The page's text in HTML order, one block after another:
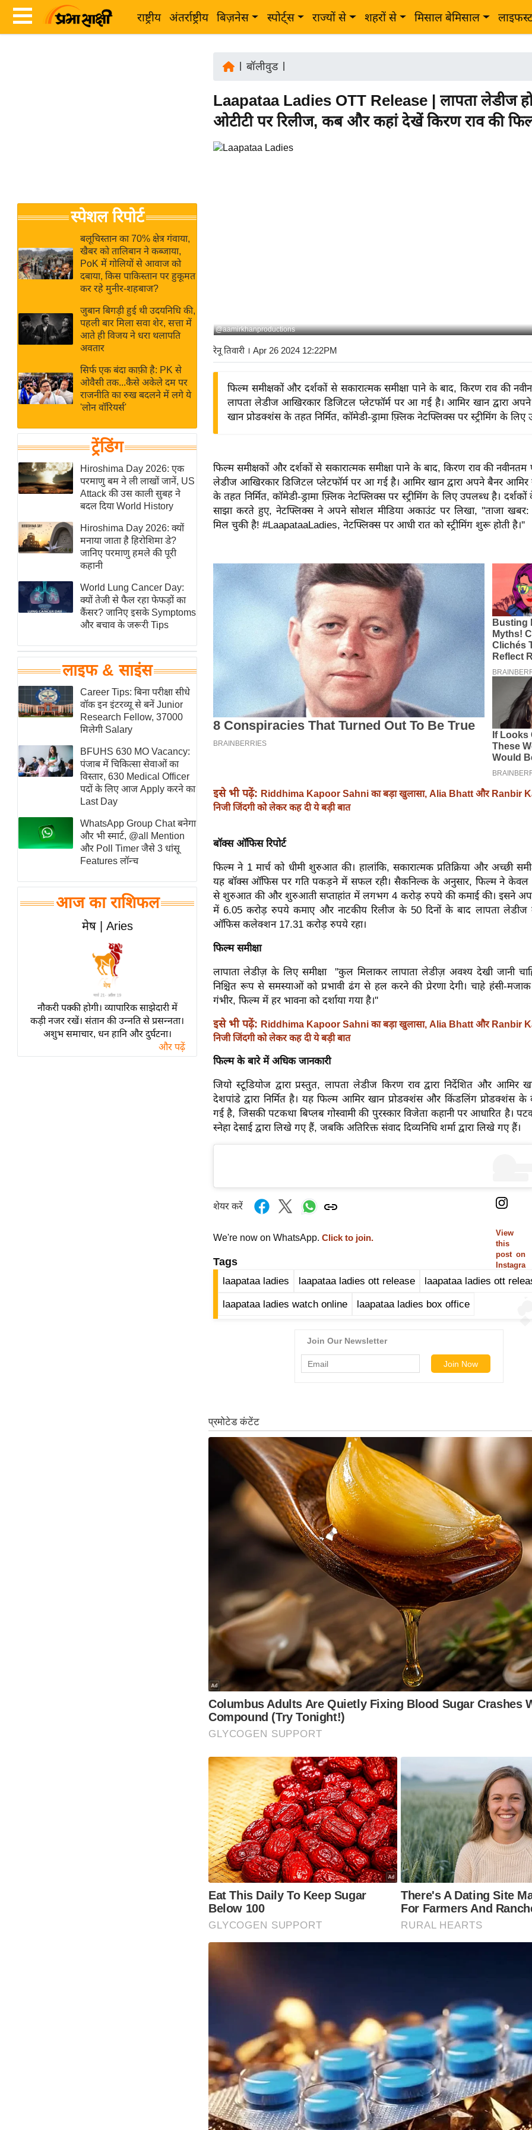
राष्ट्रीय अंतर्राष्ट्रीय बिज़नेस स्पोर्ट्स राज्यों से शहरों से मिसाल बेमिसाल
Breaking
News in
Hindi
Hindi
Videos
जगत
राय
बजट
IPL
2026
ई-पेपर
मिसाल बेमिसाल
शख्सियत
यंग इंडिया
साहित्य जगत
ऑटो वर्ल्ड
न्यूज ब्रीफ
मनोरंजन जगत
बॉलीवुड
हॉलीवुड
फिल्म समीक्षा
News
लाइफस्टाइल
टेक्नॉलॉजी
ब्यूटी/फैशन
घरेलू नुस्खे
पर्यटन स्थल
फिटनेस मंत्रा
रिलेशनशिप
विश्लेषण
समसामयिक
मातृभूमि
स्तंभ
एम.
आर.
चाय पर
समीक्षा
व्रत
त्योहार
राशिफल
विशेष
स्पेशल रिपोर्ट
बलूचिस्तान का 70% क्षेत्र गंवाया,
खैबर को तालिबान ने कब्जाया,
PoK में गोलियों से आवाज को
दबाया, किस पाकिस्तान पर हुकूमत
कर रहे मुनीर-शहबाज?
जुबान बिगड़ी हुई थी उदयनिधि की,
पहली बार मिला सवा शेर, सत्ता में
आते ही विजय ने धरा थलापति
अवतार
सिर्फ एक बंदा काफ़ी है: PK से
ओवैसी तक...कैसे अकेले दम पर
राजनीति का रुख बदलने में लगे ये
'लोन वॉरियर्स'
ट्रेंडिंग
Hiroshima Day 2026: एक
परमाणु बम ने ली लाखों जानें, US
Attack की उस काली सुबह ने
बदल दिया World History
Hiroshima Day 2026: क्यों
मनाया जाता है हिरोशिमा डे?
जानिए परमाणु हमले की पूरी
कहानी
World Lung Cancer Day:
क्यों तेजी से फैल रहा फेफड़ों का
कैंसर? जानिए इसके Symptoms
और बचाव के जरूरी Tips
लाइफ & साइंस
Career Tips: बिना परीक्षा सीधे
वॉक इन इंटरव्यू से बनें Junior
Research Fellow, 37000
मिलेगी Salary
BFUHS 630 MO Vacancy:
पंजाब में चिकित्सा सेवाओं का
विस्तार, 630 Medical Officer
पदों के लिए आज Apply करने का
Last Day
WhatsApp Group Chat बनेगा
और भी स्मार्ट, @all Mention
और Poll Timer जैसे 3 धांसू
Features लॉन्च
आज का राशिफल
मेष | Aries
नौकरी पक्की होगी। व्यापारिक साझेदारी में
कड़ी नजर रखें। संतान की उन्नति से प्रसन्नता।
अशुभ समाचार, धन हानि और दुर्घटना।
और पढ़ें
बॉलीवुड|
Laapataa Ladies OTT Release | लापता लेडीज हो
ओटीटी पर रिलीज, कब और कहां देखें किरण राव की
@aamirkhanproductions
रेनू तिवारी । Apr 26 2024 12:22PM
फिल्म समीक्षकों और दर्शकों से सकारात्मक समीक्षा पाने के बाद, किरण राव की
लापता लेडीज आखिरकार डिजिटल प्लेटफॉर्म पर आ गई है। आमिर खान द्वारा
खान प्रोडक्शंस के तहत निर्मित, कॉमेडी-ड्रामा फ़्लिक नेटफ्लिक्स पर स्ट्रीमिंग के लिए
फिल्म समीक्षकों और दर्शकों से सकारात्मक समीक्षा पाने के बाद, किरण राव की
लेडीज आखिरकार डिजिटल प्लेटफॉर्म पर आ गई है। आमिर खान द्वारा अपने बैनर आमिर
के तहत निर्मित, कॉमेडी-ड्रामा फ़्लिक नेटफ्लिक्स पर स्ट्रीमिंग के लिए उपलब्ध है।
साझा करते हुए, नेटफ्लिक्स ने अपने सोशल मीडिया अकाउंट पर लिखा, ''ताजा खबर:
मिल चुकी है! #LaapataaLadies, नेटफ्लिक्स पर आधी रात को स्ट्रीमिंग शुरू होती है।''
इसे भी पढ़ें: Riddhima Kapoor Sahni का बड़ा खुलासा, Alia Bhatt और Ranbir
निजी जिंदगी को लेकर कह दी ये बड़ी बात
बॉक्स ऑफिस रिपोर्ट
फिल्म ने 1 मार्च को धीमी शुरुआत की। हालांकि, सकारात्मक प्रतिक्रिया और अच्छी
यह बॉक्स ऑफिस पर गति पकड़ने में सफल रही। सैकनिल्क के अनुसार, फिल्म ने
से शुरुआत की और शुरुआती सप्ताहांत में लगभग 4 करोड़ रुपये की कमाई की। इसने
में 6.05 करोड़ रुपये कमाए और नाटकीय रिलीज के 50 दिनों के बाद लापता
ऑफिस कलेक्शन 17.31 करोड़ रुपये रहा।
फिल्म समीक्षा
लापाता लेडीज़ के लिए समीक्षा ''कुल मिलाकर लापाता लेडीज़ अवश्य देखी जानी
निश्चित रूप से समस्याओं को प्रभावी ढंग से हल करने की प्रेरणा देगी। चाहे हंसी-
गंभीर, फिल्म में हर भावना को दर्शाया गया है।''
इसे भी पढ़ें: Riddhima Kapoor Sahni का बड़ा खुलासा, Alia Bhatt और Ranbir
निजी जिंदगी को लेकर कह दी ये बड़ी बात
फिल्म के बारे में अधिक जानकारी
जियो स्टूडियोज द्वारा प्रस्तुत, लापता लेडीज किरण राव द्वारा निर्देशित और आमिर
देशपांडे द्वारा निर्मित है। यह फिल्म आमिर खान प्रोडक्शंस और किंडलिंग प्रोडक्शंस
गई है, जिसकी पटकथा बिप्लब गोस्वामी की पुरस्कार विजेता कहानी पर आधारित है।
स्नेहा देसाई द्वारा लिखे गए हैं, जबकि अतिरिक्त संवाद दिव्यनिधि शर्मा द्वारा लिखे गए हैं।
View
this
post on
Instagra
शेयर करें
We're now on WhatsApp. Click to join.
Tags
laapataa ladies laapataa ladies ott release laapataa ladies ott
laapataa ladies watch online laapataa ladies box office